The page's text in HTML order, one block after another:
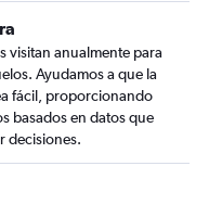
visitan anualmente para
Ayudamos a que la
fácil, proporcionando
basados en datos que
decisiones.